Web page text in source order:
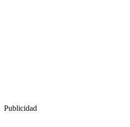
Publicidad